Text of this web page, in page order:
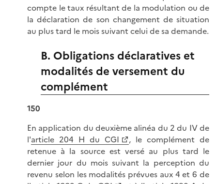
compte le taux résultant de la modulation ou de
la déclaration de son changement de situation
au plus tard le mois suivant celui de sa demande.
B. Obligations déclaratives et
modalités de versement du
complément
150
En application du deuxième alinéa du 2 du IV de
l'article 204 H du CGI
, le complément de
retenue à la source est versé au plus tard le
dernier jour du mois suivant la perception du
revenu selon les modalités prévues aux 4 et 6 de